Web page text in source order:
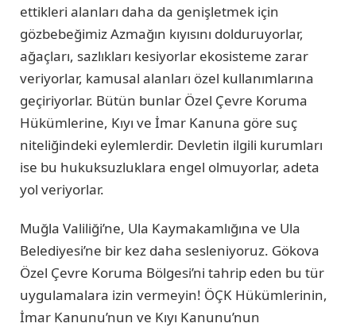
ettikleri alanları daha da genişletmek için
gözbebeğimiz Azmağın kıyısını dolduruyorlar,
ağaçları, sazlıkları kesiyorlar ekosisteme zarar
veriyorlar, kamusal alanları özel kullanımlarına
geçiriyorlar. Bütün bunlar Özel Çevre Koruma
Hükümlerine, Kıyı ve İmar Kanuna göre suç
niteliğindeki eylemlerdir. Devletin ilgili kurumları
ise bu hukuksuzluklara engel olmuyorlar, adeta
yol veriyorlar.
Muğla Valiliği’ne, Ula Kaymakamlığına ve Ula
Belediyesi’ne bir kez daha sesleniyoruz. Gökova
Özel Çevre Koruma Bölgesi’ni tahrip eden bu tür
uygulamalara izin vermeyin! ÖÇK Hükümlerinin,
İmar Kanunu’nun ve Kıyı Kanunu’nun